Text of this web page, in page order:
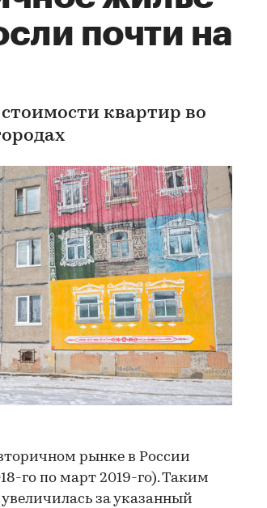
почти на
квартир во
рынке в России
го по март 2019-го). Таким
за указанный